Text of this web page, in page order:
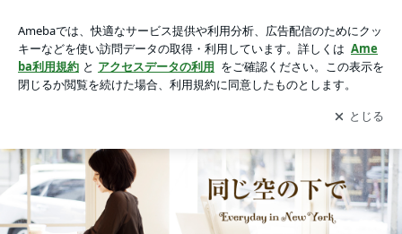
by Amebaアプリをダウンロードして ブログの更新通知
を受け取りまし
ょう。
開く